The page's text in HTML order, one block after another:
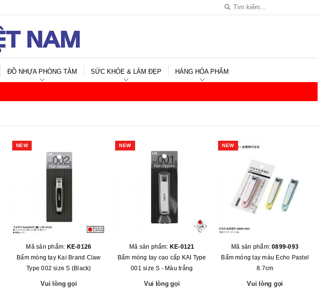
ĐỒ NHỰA PHÒNG TẮM SỨC KHỎE & LÀM ĐẸP HÀNG HÓA PHẨM
NEW
Mã sản phẩm: KE-0126
Bấm móng tay Kai Brand Claw
Type 002 size S (Black)
Vui lòng gọi
NEW
Mã sản phẩm: KE-0121
Bấm móng tay cao cấp KAI Type
001 size S - Màu trắng
Vui lòng gọi
NEW
Mã sản phẩm:0899-093
Bấm móng tay màu Echo Pastel
8.7cm
Vui lòng gọi